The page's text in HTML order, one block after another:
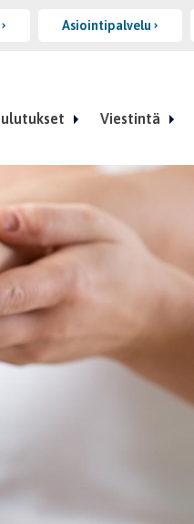
Asiointipalvelu
Viestintä